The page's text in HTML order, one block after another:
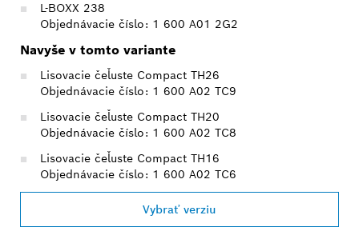
L-BOXX 238
Objednávacie číslo: 1 600 A01 2G2
Navyše v tomto variante
Lisovacie čeľuste Compact TH26
Objednávacie číslo: 1 600 A02 TC9
Lisovacie čeľuste Compact TH20
Objednávacie číslo: 1 600 A02 TC8
Lisovacie čeľuste Compact TH16
Objednávacie číslo: 1 600 A02 TC6
Vybrať verziu